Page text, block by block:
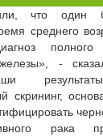
что один
среднего
железы», -
скрининг,
рака